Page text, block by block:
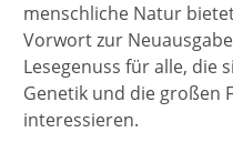
menschliche Natur
Vorwort zur
Lesegenuss für alle, die
Genetik und die großen
interessieren.